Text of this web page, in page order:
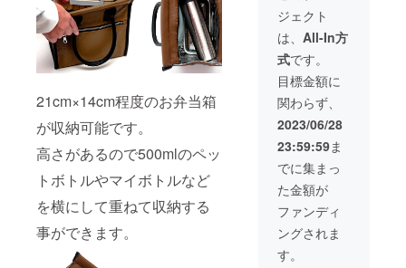
21cm×14cm程度のお弁当箱
が収納可能です。
高さがあるので500mlのペッ
トボトルやマイボトルなど
を横にして重ねて収納する
事ができます。
る為、
色合い
が変わ
りま
す。
※2023
年7月中
旬よ
申込み
順に発
送のス
タート
を予定
してお
りま
合、納
品予定
が遅れ
る場合
がござ
いま
す。 ※
モニ
ター上
の色合
いと実
際の革
色が異
なる場
合がご
ざいま
す。 ※
型
(4040)×
1点(ブ
ラッ
ク/6023
) ※仕
様、デ
ザイン
等、変
更にな
る場合
がござ
いま
す。 ※
想定以
上の受
ジェクト
は、 All-In方
式です。
目標金額に
関わらず、
2023/06/28
23:59:59ま
でに集まっ
た金額が
ファンディ
ングされま
す。